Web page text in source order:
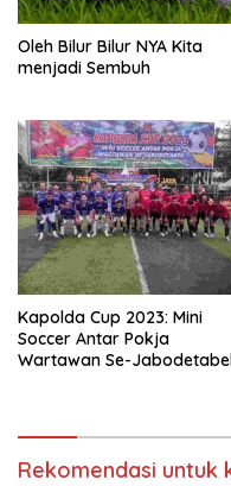
Oleh Bilur Bilur NYA Kita
menjadi Sembuh
Kapolda Cup 2023: Mini
Soccer Antar Pokja
Wartawan Se-
Rekomendasi untuk